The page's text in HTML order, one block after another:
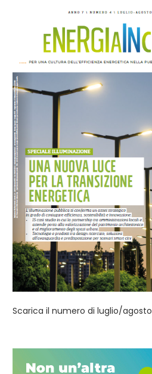
Comune di Parma, PNRR:
finanziati 32 progetti per...
Scarica il numero di luglio/agosto